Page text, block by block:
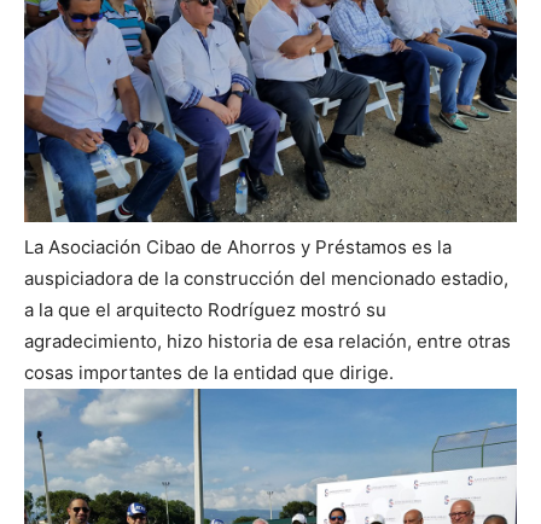
La Asociación Cibao de Ahorros y Préstamos es la
auspiciadora de la construcción del mencionado estadio,
a la que el arquitecto Rodríguez mostró su
agradecimiento, hizo historia de esa relación, entre otras
cosas importantes de la entidad que dirige.